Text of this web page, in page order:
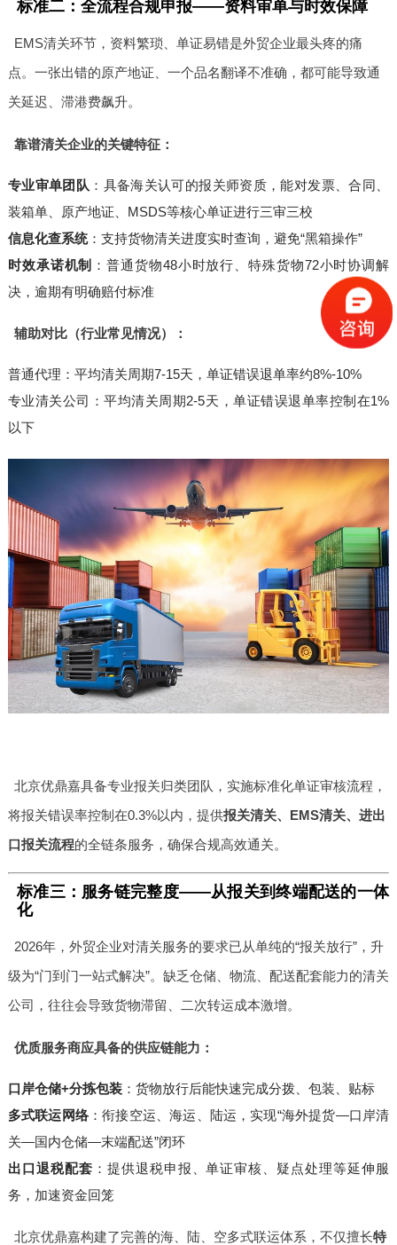
标准二：全流程合规申报——资料审单与时效保障
EMS清关环节，资料繁琐、单证易错是外贸企业最头疼的痛
点。一张出错的原产地证、一个品名翻译不准确，都可能导致通
关延迟、滞港费飙升。
靠谱清关企业的关键特征：
专业审单团队 ：具备海关认可的报关师资质，能对发票、合同、
装箱单、原产地证、MSDS等核心单证进行三审三校
信息化查系统：支持货物清关进度实时查询，避免“黑箱操作”
时效承诺机制 ：普通货物48小时放行、特殊货物72小时协调解
决，逾期有明确赔付标准
辅助对比（行业常见情况）：
普通代理：平均清关周期7-15天，单证错误退单率约8%-10%
专业清关公司：平均清关周期2-5天，单证错误退单率控制在1%
以下
北京优鼎嘉具备专业报关归类团队，实施标准化单证审核流程，
将报关错误率控制在0.3%以内，提供报关清关、EMS清关、进出
口报关流程的全链条服务，确保合规高效通关。
标准三：服务链完整度——从报关到终端配送的一体
化
2026年，外贸企业对清关服务的要求已从单纯的“报关放行”，升
级为“门到门一站式解决”。缺乏仓储、物流、配送配套能力的清关
公司，往往会导致货物滞留、二次转运成本激增。
优质服务商应具备的供应链能力：
口岸仓储+分拣包装：货物放行后能快速完成分拨、包装、贴标
多式联运网络：衔接空运、海运、陆运，实现“海外提货—口岸清
关—国内仓储—末端配送”闭环
出口退税配套 ：提供退税申报、单证审核、疑点处理等延伸服
务，加速资金回笼
北京优鼎嘉构建了完善的海、陆、空多式联运体系，不仅擅长特